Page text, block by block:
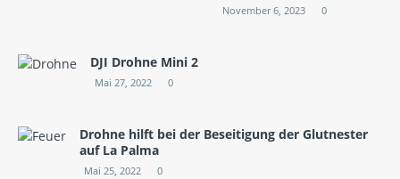
November 6, 2023 0
DJI Drohne Mini 2
Mai 27, 2022 0
Drohne hilft bei der Beseitigung der Glutnester
auf La Palma
Mai 25, 2022 0